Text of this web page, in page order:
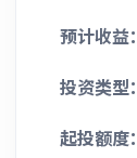
预计收益：
投资类型：
起投额度：